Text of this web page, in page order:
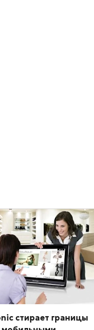
стирает границы